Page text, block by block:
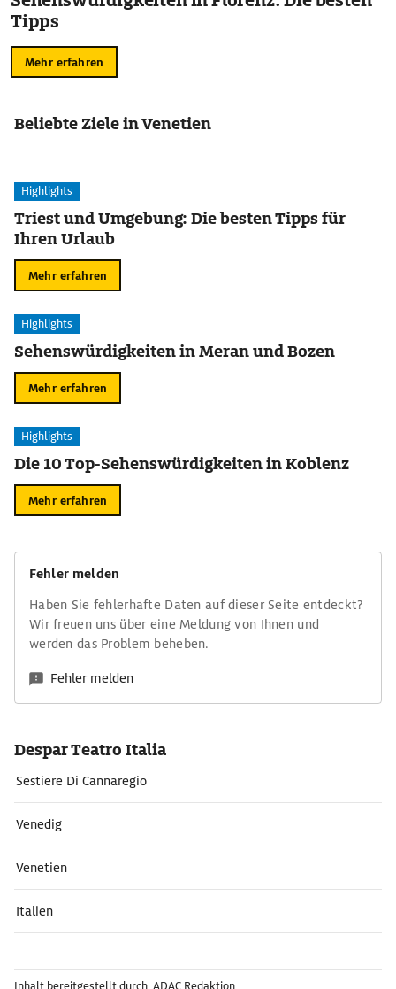
Tipps
Mehr erfahren
Beliebte Ziele in Venetien
Highlights
Triest und Umgebung: Die besten Tipps für
Ihren Urlaub
Mehr erfahren
Highlights
Sehenswürdigkeiten in Meran und Bozen
Mehr erfahren
Highlights
Die 10 Top-Sehenswürdigkeiten in Koblenz
Mehr erfahren
Fehler melden
Haben Sie fehlerhafte Daten auf dieser Seite entdeckt?
Wir freuen uns über eine Meldung von Ihnen und
werden das Problem beheben.
Fehler melden
Despar Teatro Italia
Sestiere Di Cannaregio
Venedig
Venetien
Italien
Inhalt bereitgestellt durch: ADAC Redaktion